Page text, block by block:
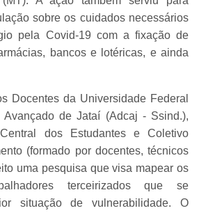
sobre os cuidados necessários
pela Covid-19 com a fixação de
bancos e lotéricas, e ainda
Docentes da Universidade Federal
de Jataí (Adcaj - Ssind.),
dos Estudantes e Coletivo
(formado por docentes, técnicos
uma pesquisa que visa mapear os
terceirizados que se
situação de vulnerabilidade. O